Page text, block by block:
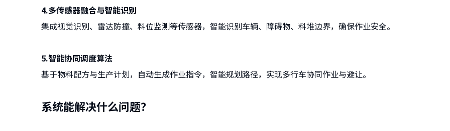
4.多传感器融合与智能识别
集成视觉识别、雷达防撞、料位监测等传感器，智能识别车辆、障碍物、料堆边界，确保作业安全。
5.智能协同调度算法
基于物料配方与生产计划，自动生成作业指令，智能规划路径，实现多行车协同作业与避让。
系统能解决什么问题？